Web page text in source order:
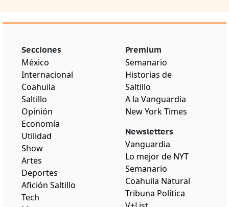
Secciones
México
Internacional
Coahuila
Saltillo
Opinión
Economía
Utilidad
Show
Artes
Deportes
Afición Saltillo
Tech
Premium
Semanario
Historias de
Saltillo
A la Vanguardia
New York Times
Newsletters
Vanguardia
Lo mejor de NYT
Semanario
Coahuila Natural
Tribuna Política